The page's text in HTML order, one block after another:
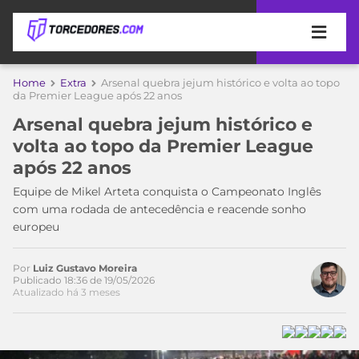
APOSTAS
DE
APOSTA
MELHORES
SITES
DE
APOSTAS
2026
COPA
DO
MUNDO
TIMES
MEU
TIME
CAMPEONATOS
Home Extra
Arsenal quebra jejum histórico e volta ao topo
da Premier League após 22 anos
Arsenal quebra jejum histórico e
volta ao topo da Premier League
após 22 anos
Equipe de Mikel Arteta conquista o Campeonato Inglês
com uma rodada de antecedência e reacende sonho
europeu
Por Luiz Gustavo Moreira
Publicado 18:36 de 19/05/2026
Atualizado há 3 meses